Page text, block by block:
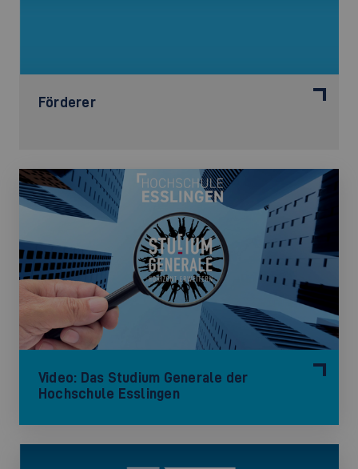
Förderer
Video: Das Studium Generale der
Hochschule Esslingen